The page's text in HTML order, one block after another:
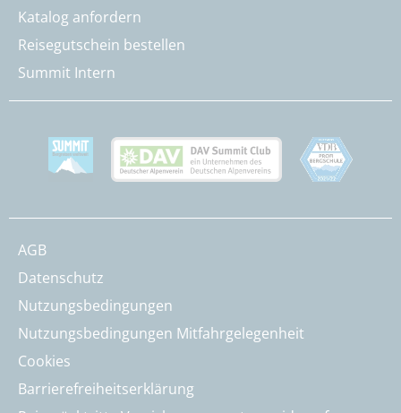
Katalog anfordern
Reisegutschein bestellen
Summit Intern
AGB
Datenschutz
Nutzungsbedingungen
Nutzungsbedingungen Mitfahrgelegenheit
Cookies
Barrierefreiheitserklärung